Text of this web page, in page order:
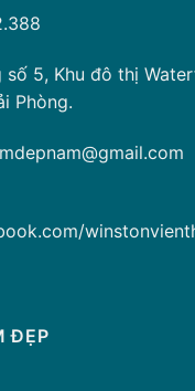
5, Khu đô thị
Phòng.
ĐẸP